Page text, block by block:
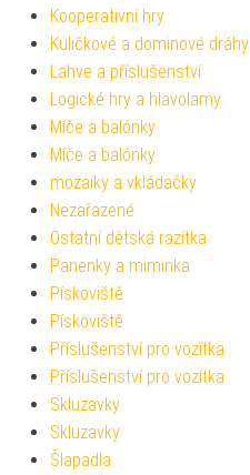
Kooperativní hry
Kuličkové a dominové dráhy
Lahve a příslušenství
Logické hry a hlavolamy
Míče a balónky
Míče a balónky
mozaiky a vkládačky
Nezařazené
Ostatní dětská razítka
Panenky a miminka
Pískoviště
Pískoviště
Příslušenství pro vozítka
Příslušenství pro vozítka
Skluzavky
Skluzavky
Šlapadla